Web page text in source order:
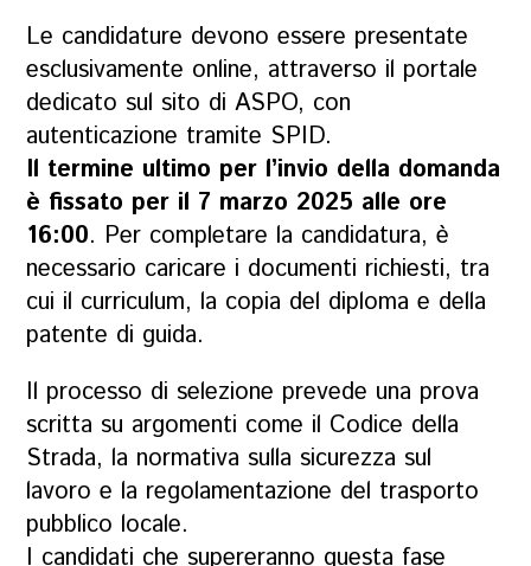
Le candidature devono essere presentate
esclusivamente online, attraverso il portale
dedicato sul sito di ASPO, con
autenticazione tramite SPID.
Il termine ultimo per l’invio della domanda
è fissato per il 7 marzo 2025 alle ore
16:00. Per completare la candidatura, è
necessario caricare i documenti richiesti, tra
cui il curriculum, la copia del diploma e della
patente di guida.
Il processo di selezione prevede una prova
scritta su argomenti come il Codice della
Strada, la normativa sulla sicurezza sul
lavoro e la regolamentazione del trasporto
pubblico locale.
I candidati che supereranno questa fase